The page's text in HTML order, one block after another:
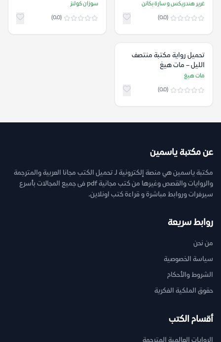
غرير هندريكس و سارة بكانن
(0.0)
سوزان كولنز
(0.0)
تحميل رواية مكتبة منتصف
الليل – مات هيغ
مات هيغ
(0.0)
عن مكتبة ياسمين
مكتبة ياسمين هي منصة إلكترونية لـ تحميل الكتب مجانا العربية والمترجمة
والروايات والقصص وغيرها من كتب مجانية pdf فى جميع المجالات بأسرع
سيرفرات وروابط مباشرة و قراءة كتب اونلاين.
روابط سريعة
من نحن
سياسة الخصوصية
الشروط والأحكام
حقوق الملكية الفكرية
أقسام الكتب